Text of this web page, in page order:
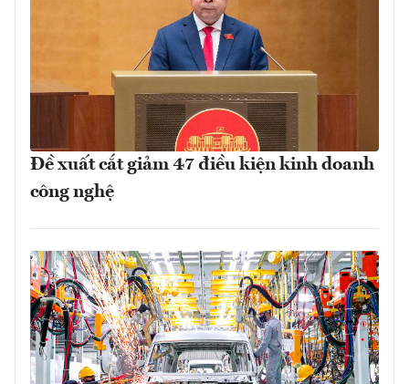
Đề xuất cắt giảm 47 điều kiện kinh doanh
công nghệ